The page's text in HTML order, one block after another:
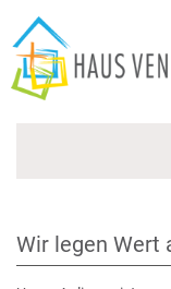
Wir legen Wert